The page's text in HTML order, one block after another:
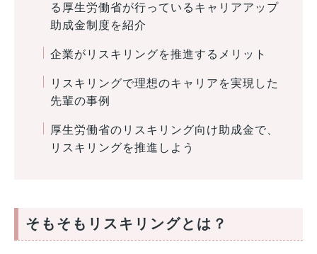
る厚生労働省が行っているキャリアアップ
助成金制度を紹介
企業がリスキリングを推進するメリット
リスキリングで理想のキャリアを実現した
先輩の事例
厚生労働省のリスキリング向け助成金で、
リスキリングを推進しよう
そもそもリスキリングとは？